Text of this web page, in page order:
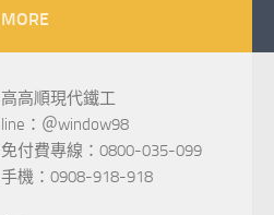
MORE
高高順現代鐵工
line：＠window98
免付費專線：0800-035-099
手機：0908-918-918